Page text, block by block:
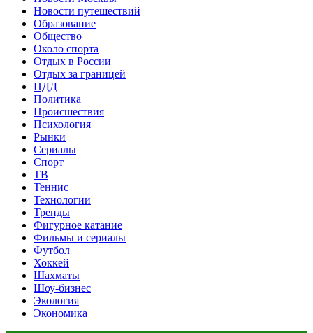
Новости путешествий
Образование
Общество
Около спорта
Отдых в России
Отдых за границей
ПДД
Политика
Происшествия
Психология
Рынки
Сериалы
Спорт
ТВ
Теннис
Технологии
Тренды
Фигурное катание
Фильмы и сериалы
Футбол
Хоккей
Шахматы
Шоу-бизнес
Экология
Экономика